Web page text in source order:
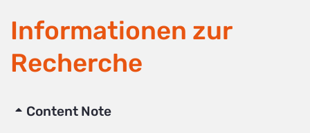
Informationen zur
Recherche
Content Note